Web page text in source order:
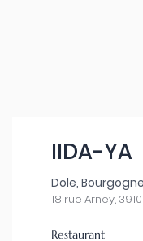
IIDA-YA
Dole,
18 rue Arney,
Restaurant